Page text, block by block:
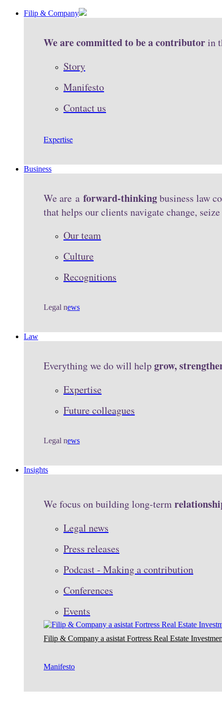
Filip & Company
We are committed to be a contributorin
Story
Manifesto
Contact us
Expertise
Business
We are a forward-thinkingbusiness law
that helps our clients navigate change,
Our team
Culture
Recognitions
Legal news
Law
Everything we do will helpgrow,
Expertise
Future colleagues
Legal news
Insights
We focus on building long-term
Legal news
Press releases
Podcast - Making a contribution
Conferences
Events
Filip & Company a asistat Fortress Real Estate
Manifesto